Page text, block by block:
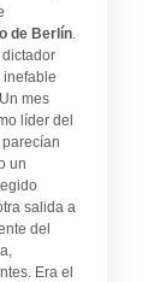
de Berlín
inefable
mes
líder del
un
salida a
del
Era el